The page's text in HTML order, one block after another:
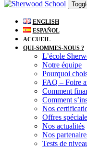
ENGLISH
ESPAÑOL
ACCUEIL
QUI-SOMMES-NOUS ?
L’école
Notre équipe
Pourquoi
FAQ – Foire
Comment
Comment
Nos
Offres
Nos actualités
Nos
Tests de